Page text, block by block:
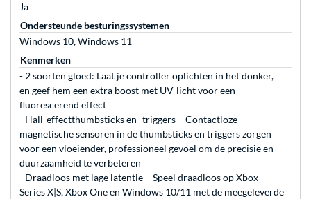
Ja
Ondersteunde besturingssystemen
Windows 10, Windows 11
Kenmerken
- 2 soorten gloed: Laat je controller oplichten in het donker,
en geef hem een extra boost met UV-licht voor een
fluorescerend effect
- Hall-effectthumbsticks en -triggers – Contactloze
magnetische sensoren in de thumbsticks en triggers zorgen
voor een vloeiender, professioneel gevoel om de precisie en
duurzaamheid te verbeteren
- Draadloos met lage latentie – Speel draadloos op Xbox
Series X|S, Xbox One en Windows 10/11 met de meegeleverde